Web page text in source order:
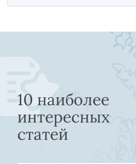
10 наиболее
интересных
статей